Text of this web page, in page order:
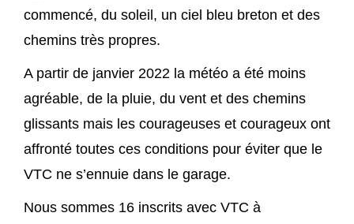
commencé, du soleil, un ciel bleu breton et des
chemins très propres.
A partir de janvier 2022 la météo a été moins
agréable, de la pluie, du vent et des chemins
glissants mais les courageuses et courageux ont
affronté toutes ces conditions pour éviter que le
VTC ne s’ennuie dans le garage.
Nous sommes 16 inscrits avec VTC à